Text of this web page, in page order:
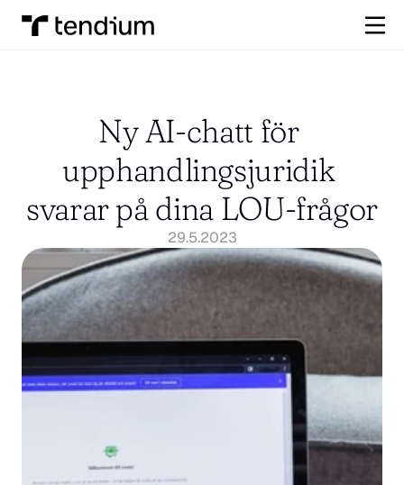
Ny AI-chatt för
upphandlingsjuridik
svarar på dina LOU-frågor
29.5.2023